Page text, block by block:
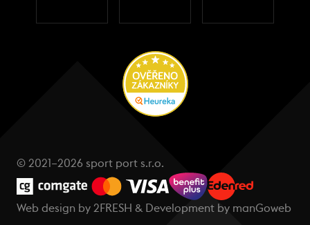
© 2021–2026 sport port s.r.o.
Web design by 2FRESH & Development by manGoweb